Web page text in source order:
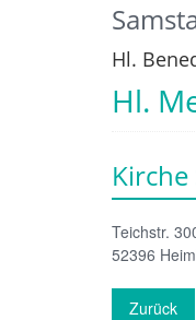
Hl.
Hl.
Teichstr.
52396
Zurück